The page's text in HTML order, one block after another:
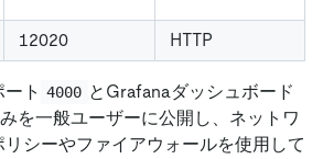
12020 HTTP
ト 4000 とGrafanaダッシュボード
を一般ユーザーに公開し、ネットワ
シーやファイアウォールを使用して